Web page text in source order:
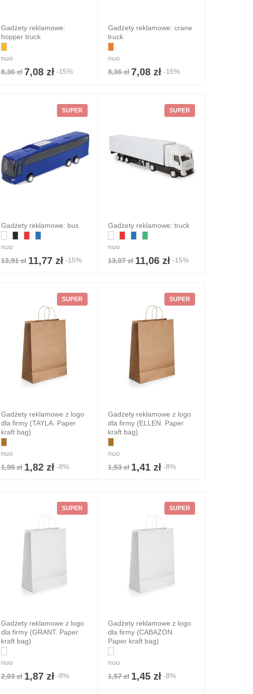
Gadżety reklamowe:
hopper truck
nuo
8,36 zł 7,08 zł-15%
Gadżety reklamowe: crane
truck
nuo
8,36 zł 7,08 zł -15%
SUPER
Gadżety reklamowe: bus
nuo
13,91 zł 11,77 zł-15%
SUPER
Gadżety reklamowe: truck
nuo
13,07 zł 11,06 zł -15%
SUPER
Gadżety reklamowe z logo
dla firmy (TAYLA. Paper
kraft bag)
nuo
1,98 zł 1,82 zł-8%
SUPER
Gadżety reklamowe z logo
dla firmy (ELLEN. Paper
kraft bag)
nuo
1,53 zł 1,41 zł -8%
SUPER
Gadżety reklamowe z logo
dla firmy (GRANT. Paper
kraft bag)
nuo
2,03 zł 1,87 zł-8%
SUPER
Gadżety reklamowe z logo
dla firmy (CABAZON.
Paper kraft bag)
nuo
1,57 zł 1,45 zł -8%